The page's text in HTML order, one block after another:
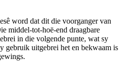
word dat dit die voorganger van
middel-tot-hoë-end draagbare
in die volgende punte, wat sy
gebruik uitgebrei het en bekwaam is